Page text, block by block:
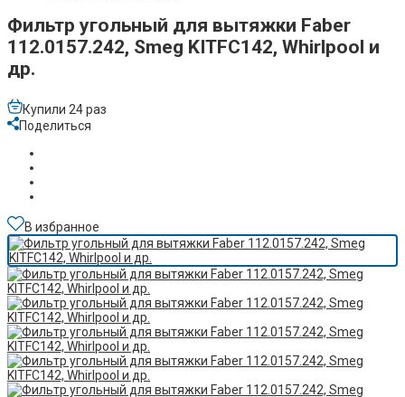
Фильтр угольный для вытяжки Faber
112.0157.242, Smeg KITFC142, Whirlpool и
др.
Купили 24 раз
Поделиться
В избранное